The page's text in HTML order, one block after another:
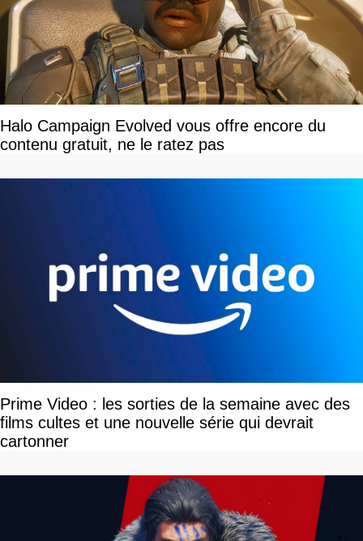
Halo Campaign Evolved vous offre encore du
contenu gratuit, ne le ratez pas
Prime Video : les sorties de la semaine avec des
films cultes et une nouvelle série qui devrait
cartonner